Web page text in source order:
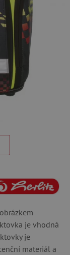
je vhodná
je
materiál a